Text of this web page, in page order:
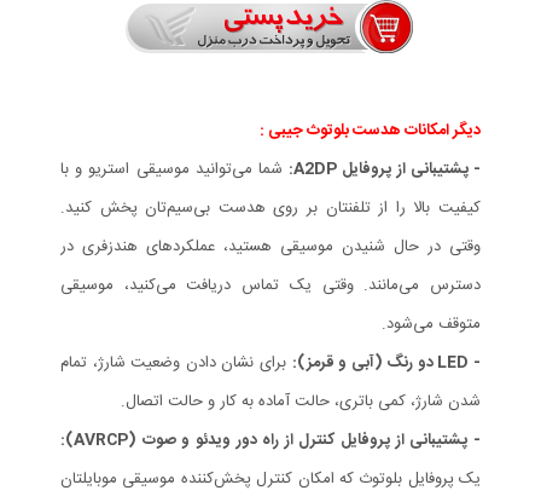
دیگر امکانات هدست بلوتوث جیبی :
- پشتیبانی از پروفایل A2DP:
شما می‌توانید موسیقی استریو و با
کیفیت بالا را از تلفنتان بر روی هدست بی‌سیم‌تان پخش کنید.
وقتی در حال شنیدن موسیقی هستید، عملکردهای هندزفری در
دسترس می‌مانند. وقتی یک تماس دریافت می‌کنید، موسیقی
متوقف می‌شود.
- LED دو رنگ (آبی و قرمز):
برای نشان دادن وضعیت شارژ، تمام
شدن شارژ، کمی باتری، حالت آماده به کار و حالت اتصال.
- پشتیبانی از پروفایل کنترل از راه دور ویدئو و صوت (AVRCP):
یک پروفایل بلوتوث که امکان کنترل پخش‌کننده موسیقی موبایلتان